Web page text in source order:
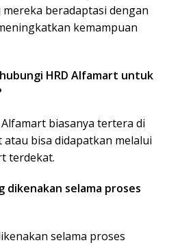
beradaptasi dengan
kemampuan
HRD Alfamart untuk
biasanya tertera di
bisa didapatkan melalui
terdekat.
dikenakan selama proses
selama proses